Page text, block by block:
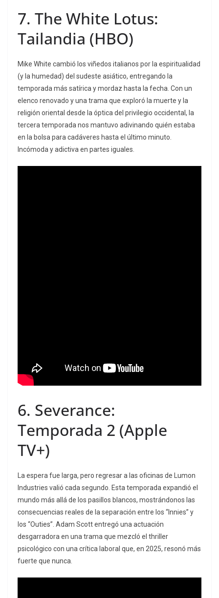
7. The White Lotus:
Tailandia (HBO)
Mike White cambió los viñedos italianos por la espiritualidad
(y la humedad) del sudeste asiático, entregando la
temporada más satírica y mordaz hasta la fecha. Con un
elenco renovado y una trama que exploró la muerte y la
religión oriental desde la óptica del privilegio occidental, la
tercera temporada nos mantuvo adivinando quién estaba
en la bolsa para cadáveres hasta el último minuto.
Incómoda y adictiva en partes iguales.
6. Severance:
Temporada 2 (Apple
TV+)
La espera fue larga, pero regresar a las oficinas de Lumon
Industries valió cada segundo. Esta temporada expandió el
mundo más allá de los pasillos blancos, mostrándonos las
consecuencias reales de la separación entre los “Innies” y
los “Outies”. Adam Scott entregó una actuación
desgarradora en una trama que mezcló el thriller
psicológico con una crítica laboral que, en 2025, resonó más
fuerte que nunca.